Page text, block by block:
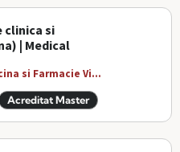
clinica si
| Medical
si Farmacie Vi...
Acreditat Master